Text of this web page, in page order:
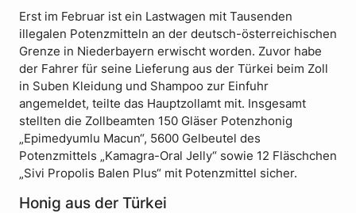
Erst im Februar ist ein Lastwagen mit Tausenden
illegalen Potenzmitteln an der deutsch-österreichischen
Grenze in Niederbayern erwischt worden. Zuvor habe
der Fahrer für seine Lieferung aus der Türkei beim Zoll
in Suben Kleidung und Shampoo zur Einfuhr
angemeldet, teilte das Hauptzollamt mit. Insgesamt
stellten die Zollbeamten 150 Gläser Potenzhonig
„Epimedyumlu Macun“, 5600 Gelbeutel des
Potenzmittels „Kamagra-Oral Jelly“ sowie 12 Fläschchen
„Sivi Propolis Balen Plus“ mit Potenzmittel sicher.
Honig aus der Türkei